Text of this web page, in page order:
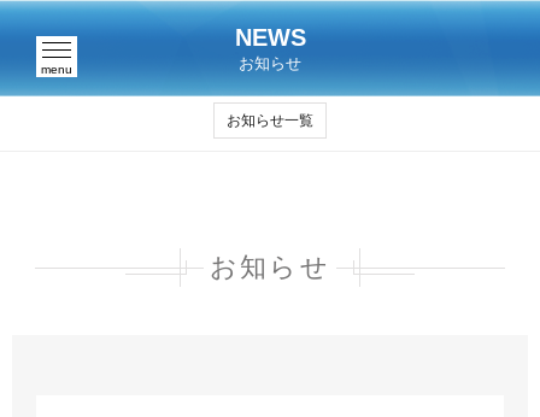
menu
NEWS
お知らせ
お知らせ一覧
お知らせ